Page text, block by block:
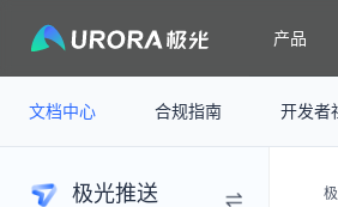
产品
文档中心 合规指南 开发者
极光推送